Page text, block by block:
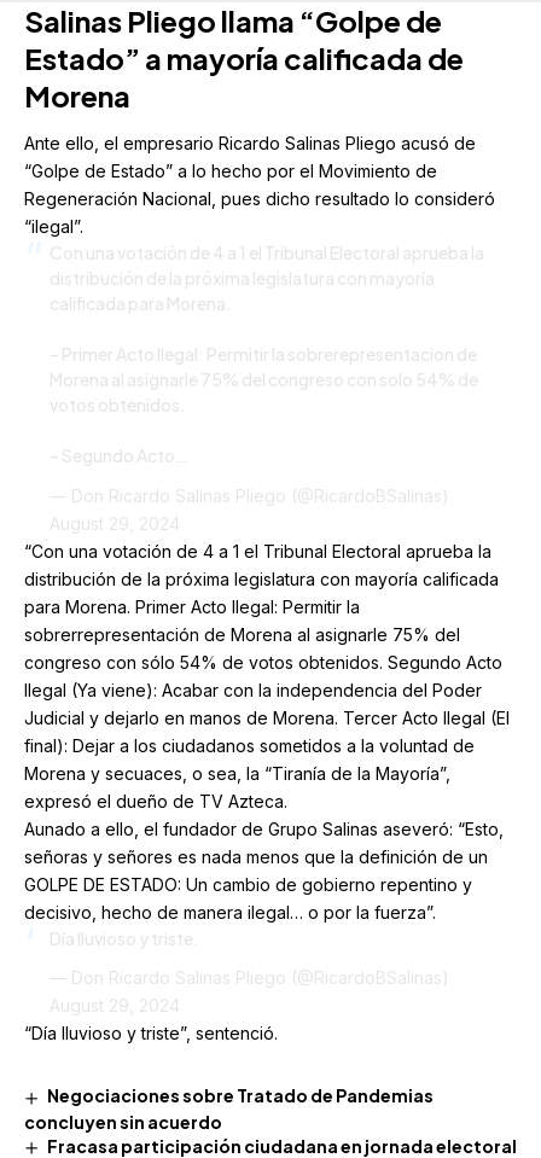
Salinas Pliego llama “Golpe de
Estado” a mayoría calificada de
Morena
Ante ello, el empresario Ricardo Salinas Pliego acusó de
“Golpe de Estado” a lo hecho por el Movimiento de
Regeneración Nacional, pues dicho resultado lo consideró
“ilegal”.
Con una votación de 4 a 1 el Tribunal Electoral aprueba la
distribución de la próxima legislatura con mayoría
calificada para Morena.
– Primer Acto Ilegal: Permitir la sobrerepresentacion de
Morena al asignarle 75% del congreso con solo 54% de
votos obtenidos.
– Segundo Acto…
— Don Ricardo Salinas Pliego (@RicardoBSalinas)
August 29, 2024
“Con una votación de 4 a 1 el Tribunal Electoral aprueba la
distribución de la próxima legislatura con mayoría calificada
para Morena. Primer Acto Ilegal: Permitir la
sobrerrepresentación de Morena al asignarle 75% del
congreso con sólo 54% de votos obtenidos. Segundo Acto
Ilegal (Ya viene): Acabar con la independencia del Poder
Judicial y dejarlo en manos de Morena. Tercer Acto Ilegal (El
final): Dejar a los ciudadanos sometidos a la voluntad de
Morena y secuaces, o sea, la “Tiranía de la Mayoría”,
expresó el dueño de TV Azteca.
Aunado a ello, el fundador de Grupo Salinas aseveró: “Esto,
señoras y señores es nada menos que la definición de un
GOLPE DE ESTADO: Un cambio de gobierno repentino y
decisivo, hecho de manera ilegal… o por la fuerza”.
Día lluvioso y triste.
— Don Ricardo Salinas Pliego (@RicardoBSalinas)
August 29, 2024
“Día lluvioso y triste”, sentenció.
Negociaciones sobre Tratado de Pandemias
concluyen sin acuerdo
Fracasa participación ciudadana en jornada electoral